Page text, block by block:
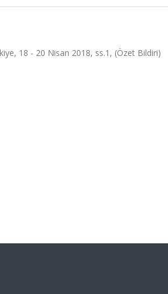
18 - 20 Nisan 2018, ss.1, (Özet Bildiri)